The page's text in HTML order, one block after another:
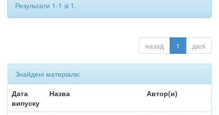
Результати 1-1 зі 1.
назад 1 далі
Знайдені матеріали:
Дата
випуску
Назва Автор(и)